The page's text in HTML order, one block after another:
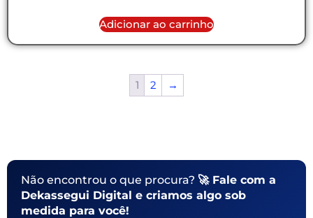
Adicionar ao carrinho
1 2 →
Não encontrou o que procura? 🚀 Fale com a
Dekassegui Digital e criamos algo sob
medida para você!